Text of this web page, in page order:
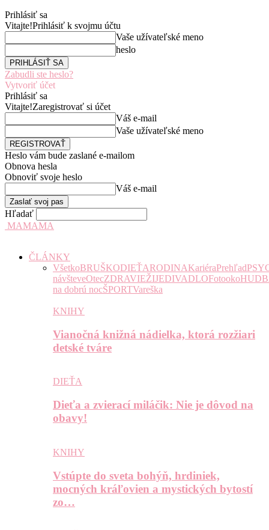
Prihlásiť sa
Vitajte!Prihlásiť k svojmu účtu
Vaše užívateľské meno
heslo
Zabudli ste heslo?
Vytvoriť účet
Prihlásiť sa
Vitajte!Zaregistrovať si účet
Váš e-mail
Vaše užívateľské meno
Heslo vám bude zaslané e-mailom
Obnova hesla
Obnoviť svoje heslo
Váš e-mail
Hľadať
MAMAMA
ČLÁNKY
VšetkoBRUŠKODIEŤARODINAKariéraPrehľad
návšteveOtecZDRAVIEŽIJEDIVADLOFotooko
na dobrú nocŠPORTVareška
KNIHY
Vianočná knižná nádielka, ktorá rozžiari
detské tváre
DIEŤA
Dieťa a zvierací miláčik: Nie je dôvod na
obavy!
KNIHY
Vstúpte do sveta bohýň, hrdiniek,
mocných kráľovien a mystických bytostí
zo…